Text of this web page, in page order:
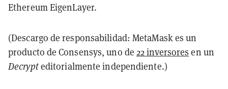
Ethereum EigenLayer.
(Descargo de responsabilidad: MetaMask es un
producto de Consensys, uno de22 inversores en un
Decrypteditorialmente independiente.)